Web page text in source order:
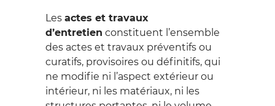
Les actes et travaux
d’entretien constituent l’ensemble
des actes et travaux préventifs ou
curatifs, provisoires ou définitifs, qui
ne modifie ni l’aspect extérieur ou
intérieur, ni les matériaux, ni les